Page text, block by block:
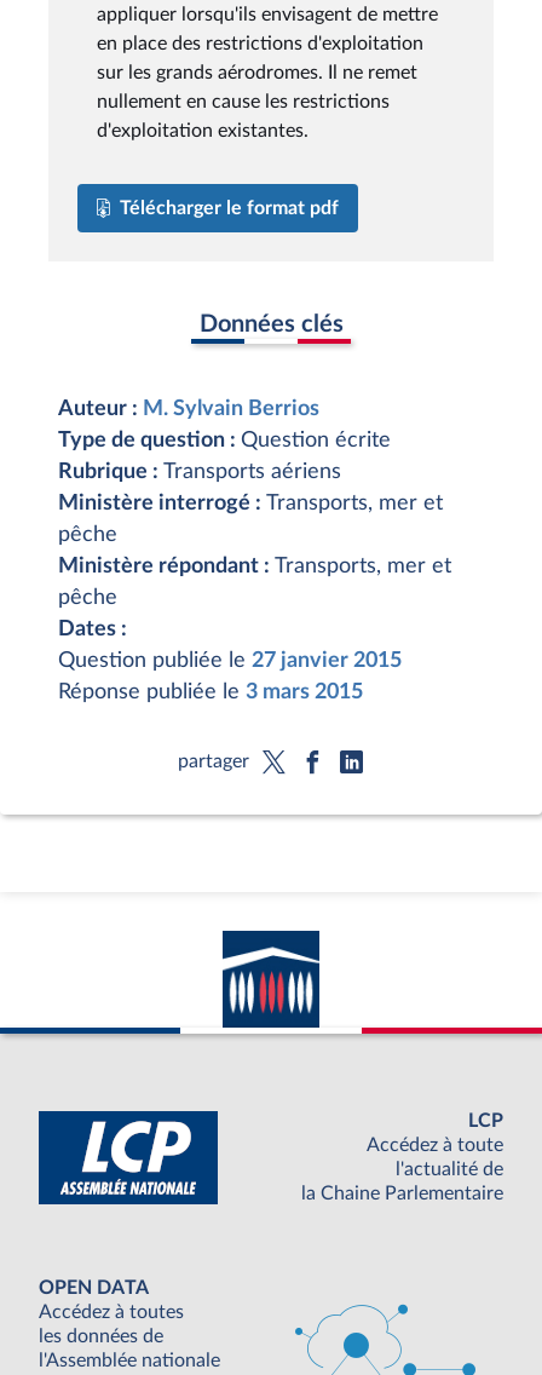
appliquer lorsqu'ils envisagent de mettre
en place des restrictions d'exploitation
sur les grands aérodromes. Il ne remet
nullement en cause les restrictions
d'exploitation existantes.
Télécharger le format pdf
Données clés
Auteur : M. Sylvain Berrios
Type de question : Question écrite
Rubrique : Transports aériens
Ministère interrogé : Transports, mer et
pêche
Ministère répondant : Transports, mer et
pêche
Dates :
Question publiée le 27 janvier 2015
Réponse publiée le 3 mars 2015
partager
LCP
Accédez à toute
l'actualité de
la Chaine Parlementaire
OPEN DATA
Accédez à toutes
les données de
l'Assemblée nationale